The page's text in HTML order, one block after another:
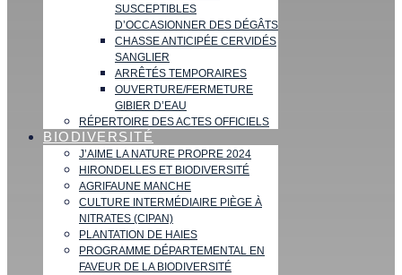
SUSCEPTIBLES
D’OCCASIONNER DES DÉGÂTS
CHASSE ANTICIPÉE CERVIDÉS
SANGLIER
ARRÊTÉS TEMPORAIRES
OUVERTURE/FERMETURE
GIBIER D’EAU
RÉPERTOIRE DES ACTES OFFICIELS
BIODIVERSITÉ
J’AIME LA NATURE PROPRE 2024
HIRONDELLES ET BIODIVERSITÉ
AGRIFAUNE MANCHE
CULTURE INTERMÉDIAIRE PIÈGE À
NITRATES (CIPAN)
PLANTATION DE HAIES
PROGRAMME DÉPARTEMENTAL EN
FAVEUR DE LA BIODIVERSITÉ